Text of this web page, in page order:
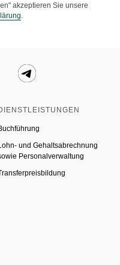
akzeptieren Sie unsere
und Gehaltsabrechnung
Personalverwaltung